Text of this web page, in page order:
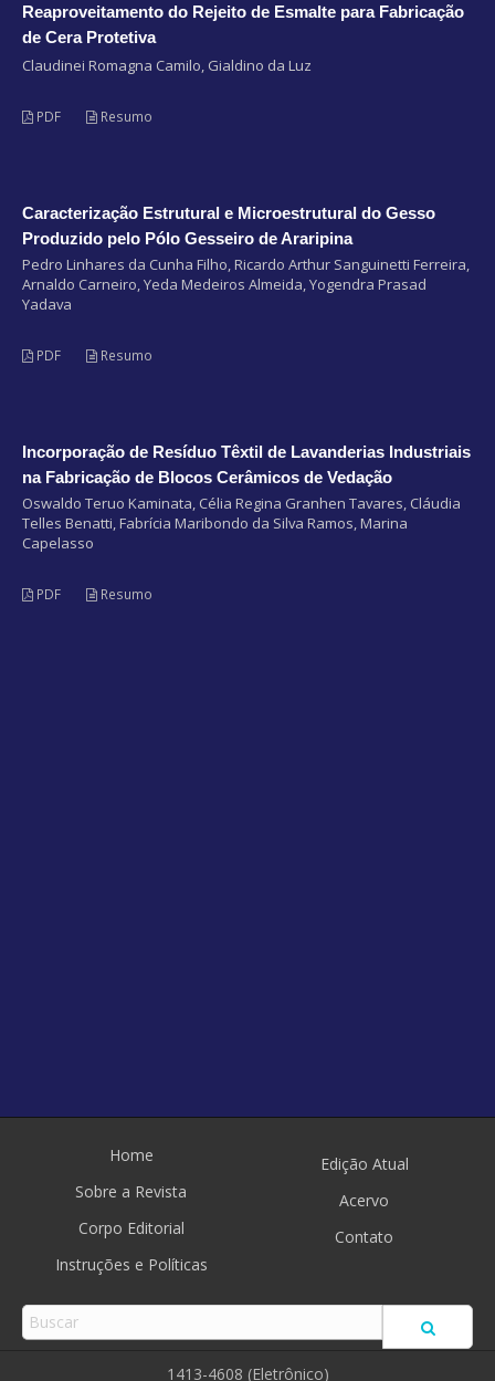
Reaproveitamento do Rejeito de Esmalte para Fabricação
de Cera Protetiva
Claudinei Romagna Camilo, Gialdino da Luz
PDF Resumo
Caracterização Estrutural e Microestrutural do Gesso
Produzido pelo Pólo Gesseiro de Araripina
Pedro Linhares da Cunha Filho, Ricardo Arthur Sanguinetti Ferreira,
Arnaldo Carneiro, Yeda Medeiros Almeida, Yogendra Prasad
Yadava
PDF Resumo
Incorporação de Resíduo Têxtil de Lavanderias Industriais
na Fabricação de Blocos Cerâmicos de Vedação
Oswaldo Teruo Kaminata, Célia Regina Granhen Tavares, Cláudia
Telles Benatti, Fabrícia Maribondo da Silva Ramos, Marina
Capelasso
PDF Resumo
Home
Sobre a Revista
Corpo Editorial
Instruções e Políticas
Edição Atual
Acervo
Contato
1413-4608 (Eletrônico)